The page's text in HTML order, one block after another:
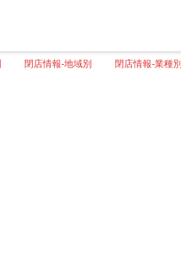
閉店情報-地域別 閉店情報-業種別